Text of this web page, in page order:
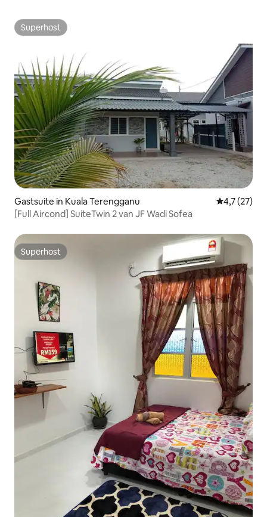
Superhost
Superhost
Gastsuite in Kuala Terengganu
4,7 (27)
[Full Aircond] SuiteTwin 2 van JF Wadi Sofea
Superhost
Superhost